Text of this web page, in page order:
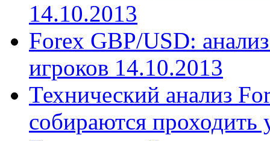
14.10.2013
Forex GBP/USD:
игроков 14.10.2013
Технический анализ
собираются проходить